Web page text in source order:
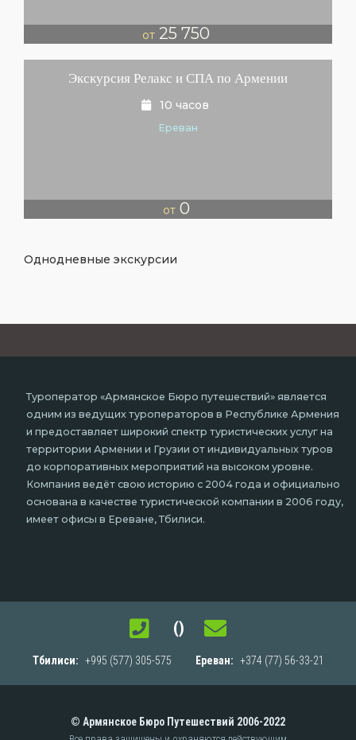
от 25 750
Экскурсия Релакс и СПА по Армении
10 часов
Ереван
от0
Однодневные экскурсии
Туроператор «Армянское Бюро путешествий» является
одним из ведущих туроператоров в Республике Армения
и предоставляет широкий спектр туристических услуг на
территории Армении и Грузии от индивидуальных туров
до корпоративных мероприятий на высоком уровне.
Компания ведёт свою историю с 2004 года и официально
основана в качестве туристической компании в 2006 году,
имеет офисы в Ереване, Тбилиси.
()
Тбилиси: +995 (577) 305-575 Ереван: +374 (77) 56-33-21
© Армянское Бюро Путешествий 2006-2022